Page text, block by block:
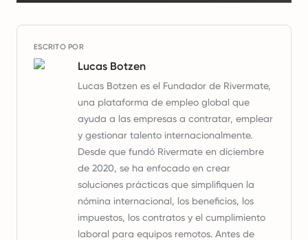
ESCRITO POR
Lucas Botzen
Lucas Botzen es el Fundador de Rivermate,
una plataforma de empleo global que
ayuda a las empresas a contratar, emplear
y gestionar talento internacionalmente.
Desde que fundó Rivermate en diciembre
de 2020, se ha enfocado en crear
soluciones prácticas que simplifiquen la
nómina internacional, los beneficios, los
impuestos, los contratos y el cumplimiento
laboral para equipos remotos. Antes de